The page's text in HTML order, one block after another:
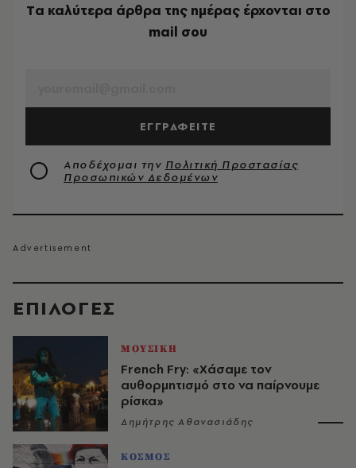
EΠΙΛΟΓΈΣ
ΜΟΥΣΙΚΗ
French Fry: «Χάσαμε τον
αυθορμητισμό στο να παίρνουμε
ρίσκα»
Δημήτρης Αθανασιάδης
ΚΟΣΜΟΣ
Tα καλύτερα άρθρα της ημέρας έρχονται στο
mail σου
ΕΓΓΡΑΦΕΙΤΕ
Αποδέχομαι την Πολιτική Προστασίας
Προσωπικών Δεδομένων